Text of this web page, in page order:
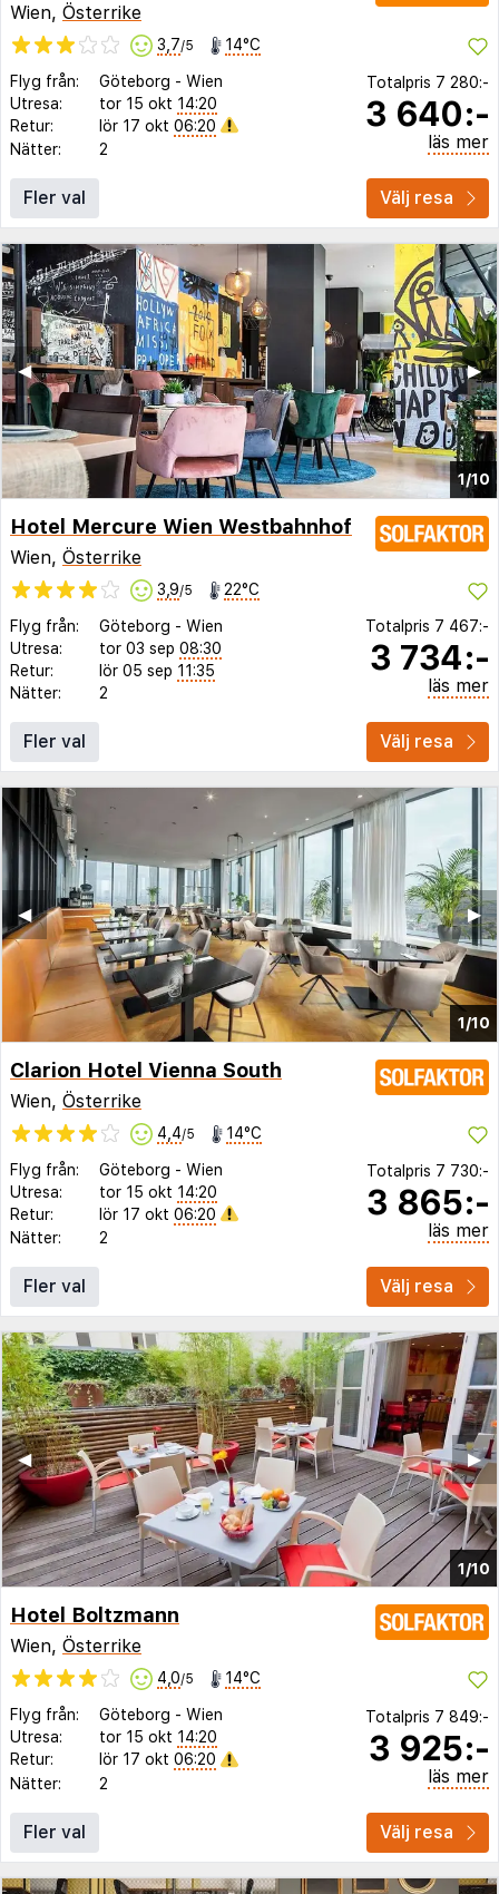
Wien, Österrike
3,7/5 14°C
Flyg från: Göteborg - Wien
Utresa:
tor 15 okt 14:20
Retur:
lör 17 okt 06:20
Nätter:
2
Totalpris 7 280:-
3 640:-
läs mer
Fler val Välj resa
1/10
▶︎
◀︎
Hotel Mercure Wien Westbahnhof
Wien, Österrike
3,9/5 22°C
Flyg från: Göteborg - Wien
Utresa:
tor 03 sep 08:30
Retur:
lör 05 sep 11:35
Nätter:
2
Totalpris 7 467:-
3 734:-
läs mer
Fler val Välj resa
1/10
▶︎
◀︎
Clarion Hotel Vienna South
Wien, Österrike
4,4/5 14°C
Flyg från: Göteborg - Wien
Utresa:
tor 15 okt 14:20
Retur:
lör 17 okt 06:20
Nätter:
2
Totalpris 7 730:-
3 865:-
läs mer
Fler val Välj resa
1/10
▶︎
◀︎
Hotel Boltzmann
Wien, Österrike
4,0/5 14°C
Flyg från: Göteborg - Wien
Utresa:
tor 15 okt 14:20
Retur:
lör 17 okt 06:20
Nätter:
2
Totalpris 7 849:-
3 925:-
läs mer
Fler val Välj resa